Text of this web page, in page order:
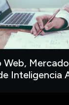
Web,
Inteligencia